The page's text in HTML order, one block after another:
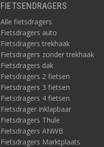
FIETSENDRAGERS
Alle fietsdragers
Fietsdragers auto
Fietsdragers trekhaak
Fietsdragers zonder trekhaak
Fietsdragers dak
Fietsdragers 2 fietsen
Fietsdragers 3 fietsen
Fietsdragers 4 fietsen
Fietsdrager inklapbaar
Fietsdragers Thule
Fietsdragers ANWB
Fietsdragers Marktplaats